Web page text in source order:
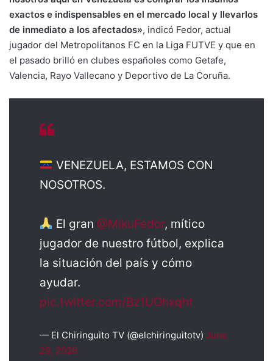
exactos e indispensables en el mercado local y llevarlos
de inmediato a los afectados», indicó Fedor, actual
jugador del Metropolitanos FC en la Liga FUTVE y que en
el pasado brilló en clubes españoles como Getafe,
Valencia, Rayo Vallecano y Deportivo de La Coruña.
VENEZUELA, ESTAMOS CON
NOSOTROS.
El gran @MikuFedor, mítico
jugador de nuestro fútbol, explica
la situación del país y cómo
ayudar.
pic.twitter.com/Bz1UOhxqht
— El Chiringuito TV (@elchiringuitotv) June
29, 2026